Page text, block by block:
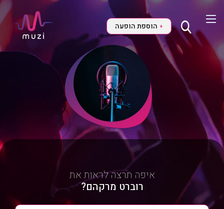
+ הוספת הופעה
איפה תרצה לראות את
רוברט מרקהם?